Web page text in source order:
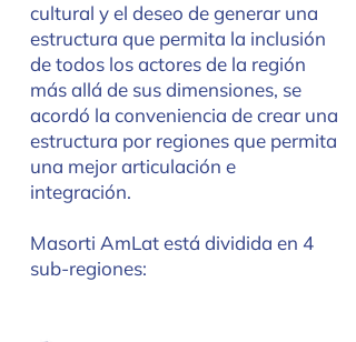
cultural y el deseo de generar una
estructura que permita la inclusión
de todos los actores de la región
más allá de sus dimensiones, se
acordó la conveniencia de crear una
estructura por regiones que permita
una mejor articulación e
integración.
Masorti AmLat está dividida en 4
sub-regiones: